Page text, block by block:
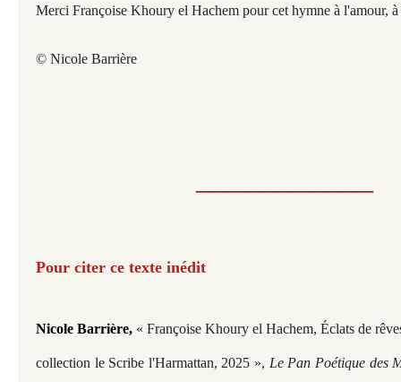
Merci Françoise Khoury el Hachem pour cet hymne à l'amour,
© Nicole Barrière
Pour citer ce texte inédit​​​​​​​
Nicole Barrière, « Françoise Khoury el Hachem, Éclats de
collection le Scribe l'Harmattan, 2025 », Le Pan Poétique des